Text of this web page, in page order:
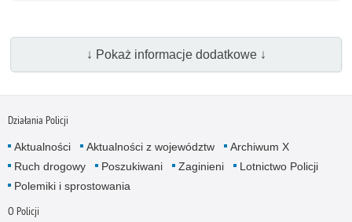
↓ Pokaż informacje dodatkowe ↓
Działania Policji
Aktualności Aktualności z województw
Archiwum X
Ruch drogowy
Poszukiwani Zaginieni
Lotnictwo Policji
Polemiki i sprostowania
O Policji